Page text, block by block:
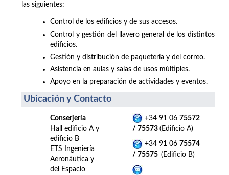
las siguientes:
Control de los edificios y de sus accesos.
Control y gestión del llavero general de los distintos
edificios.
Gestión y distribución de paquetería y del correo.
Asistencia en aulas y salas de usos múltiples.
Apoyo en la preparación de actividades y eventos.
Ubicación y Contacto
Conserjería
Hall edificio A y
edificio B
ETS Ingeniería
Aeronáutica y
del Espacio
+34 91 06 75572
/ 75573 (Edificio A)
+34 91 06 75574
/ 75575 (Edificio B)